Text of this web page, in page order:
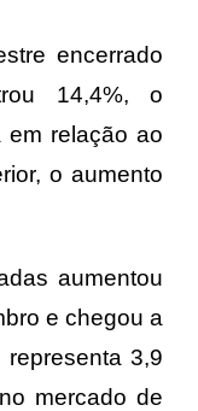
encerrado
14,4%, o
em relação ao
o aumento
aumentou
e chegou a
3,9
mercado de